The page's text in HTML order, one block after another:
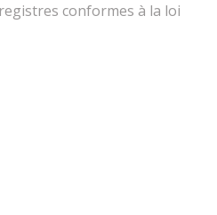
conformes à la loi